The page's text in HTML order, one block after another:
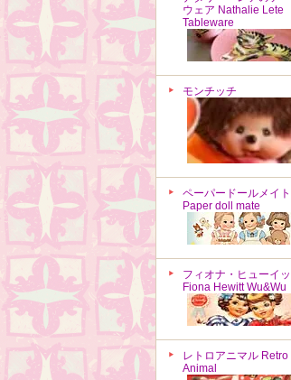
ウェア Nathalie Lete
Tableware
モンチッチ
ペーパードールメイト
Paper doll mate
フィオナ・ヒューイッ
Fiona Hewitt Wu&Wu
レトロアニマル Retro
Animal